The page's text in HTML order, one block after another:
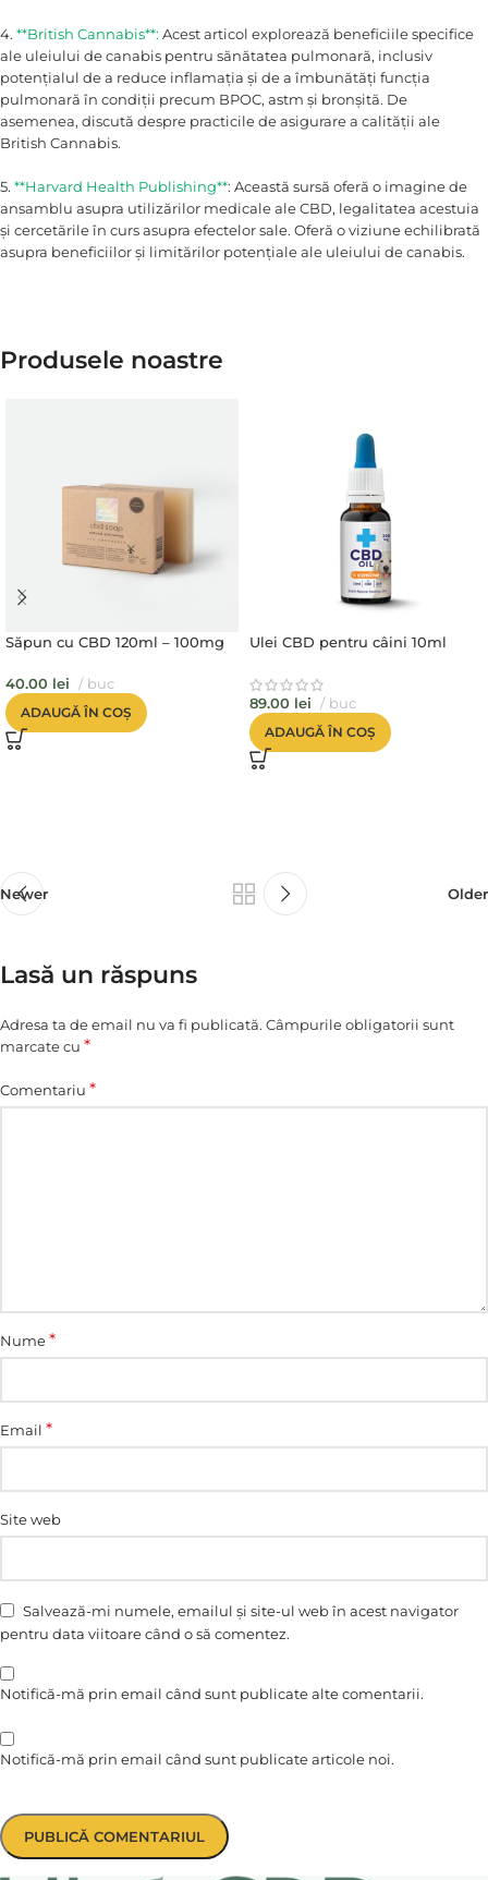
4. **British Cannabis**: Acest articol explorează beneficiile specifice
ale uleiului de canabis pentru sănătatea pulmonară, inclusiv
potențialul de a reduce inflamația și de a îmbunătăți funcția
pulmonară în condiții precum BPOC, astm și bronșită. De
asemenea, discută despre practicile de asigurare a calității ale
British Cannabis.
5. **Harvard Health Publishing**: Această sursă oferă o imagine de
ansamblu asupra utilizărilor medicale ale CBD, legalitatea acestuia
și cercetările în curs asupra efectelor sale. Oferă o viziune echilibrată
asupra beneficiilor și limitărilor potențiale ale uleiului de canabis.
Produsele noastre
Săpun cu CBD 120ml – 100mg
40.00 lei buc
ADAUGĂ ÎN COȘ
Ulei CBD pentru câini 10ml
89.00 lei buc
ADAUGĂ ÎN COȘ
Newer Older
Lasă un răspuns
Adresa ta de email nu va fi publicată. Câmpurile obligatorii sunt
marcate cu *
Comentariu *
Nume*
Email *
Site web
Salvează-mi numele, emailul și site-ul web în acest navigator
pentru data viitoare când o să comentez.
Notifică-mă prin email când sunt publicate alte comentarii.
Notifică-mă prin email când sunt publicate articole noi.